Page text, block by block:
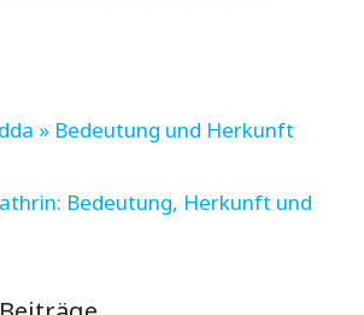
» Bedeutung und Herkunft
Bedeutung, Herkunft und